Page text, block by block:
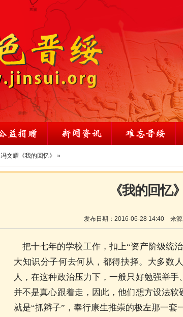
冯文耀《我的回忆》 »
《我的回忆
发布日期： 2016-06-28 14:40 来源
把十七年的学校工作，扣上“资产阶级统
大知识分子何去何从，都得抉择。大多数
人，在这种政治压力下，一般只好勉强举
并不是真心跟着走，因此，他们想方设法
就是“抓辫子”，奉行康生推崇的极左那一套